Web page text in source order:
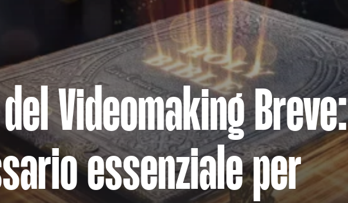
del Videomaking Breve:
essenziale per